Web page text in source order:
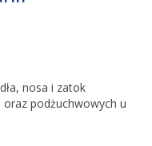
nosa i zatok
podżuchwowych u